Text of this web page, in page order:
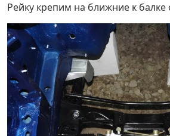
Рейку крепим на ближние к балке